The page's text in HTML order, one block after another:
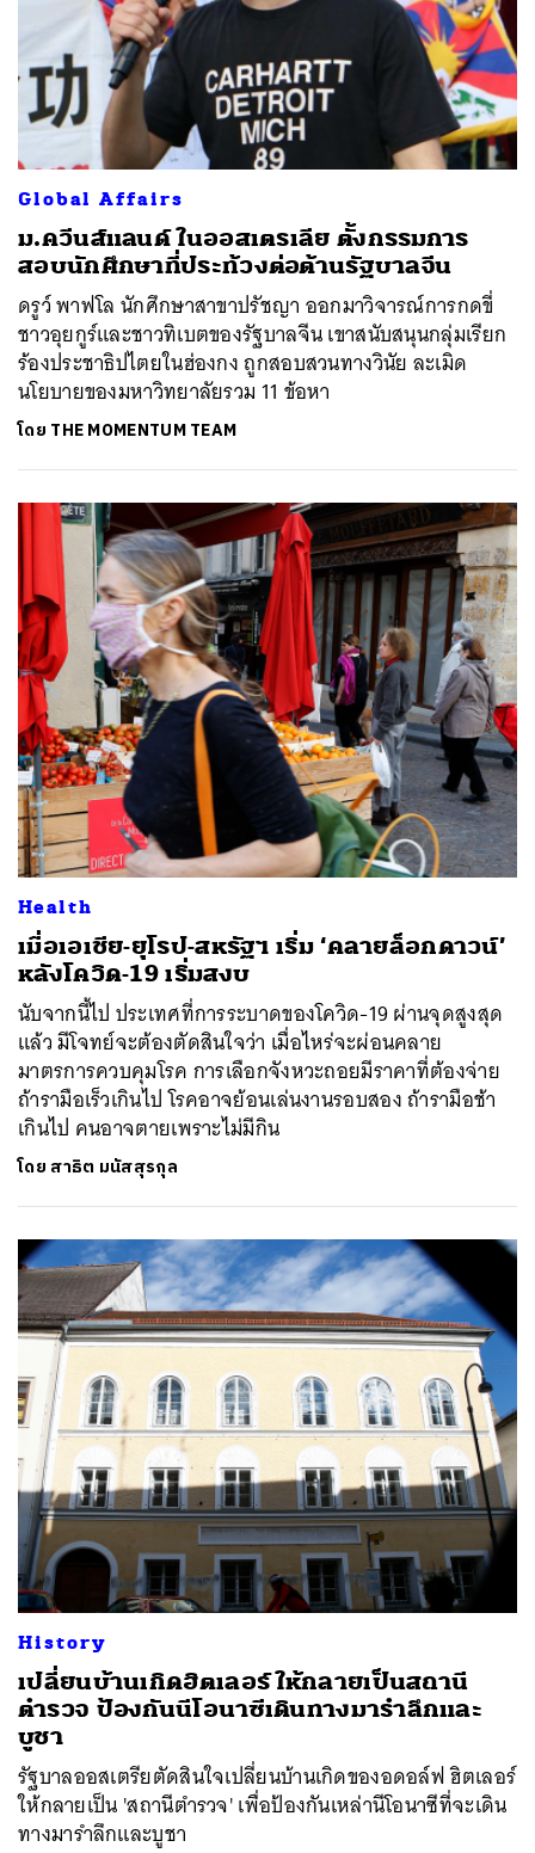
Global Affairs
ม.ควีนส์แลนด์ ในออสเตรเลีย ตั้งกรรมการ
สอบนักศึกษาที่ประท้วงต่อต้านรัฐบาลจีน
ดรูว์ พาฟโล นักศึกษาสาขาปรัชญา ออกมาวิจารณ์การกดขี่
ชาวอุยกูร์และชาวทิเบตของรัฐบาลจีน เขาสนับสนุนกลุ่มเรียก
ร้องประชาธิปไตยในฮ่องกง ถูกสอบสวนทางวินัย ละเมิด
นโยบายของมหาวิทยาลัยรวม 11 ข้อหา
โดย THE MOMENTUM TEAM
Health
เมื่อเอเชีย-ยุโรป-สหรัฐฯ เริ่ม ‘คลายล็อกดาวน์’
หลังโควิด-19 เริ่มสงบ
นับจากนี้ไป ประเทศที่การระบาดของโควิด-19 ผ่านจุดสูงสุด
แล้ว มีโจทย์จะต้องตัดสินใจว่า เมื่อไหร่จะผ่อนคลาย
มาตรการควบคุมโรค การเลือกจังหวะถอยมีราคาที่ต้องจ่าย
ถ้ารามือเร็วเกินไป โรคอาจย้อนเล่นงานรอบสอง ถ้ารามือช้า
เกินไป คนอาจตายเพราะไม่มีกิน
โดย สาธิต มนัสสุรกุล
History
เปลี่ยนบ้านเกิดฮิตเลอร์ ให้กลายเป็นสถานี
ตำรวจ ป้องกันนีโอนาซีเดินทางมารำลึกและ
บูชา
รัฐบาลออสเตรียตัดสินใจเปลี่ยนบ้านเกิดของอดอล์ฟ ฮิตเลอร์
ให้กลายเป็น 'สถานีตำรวจ' เพื่อป้องกันเหล่านีโอนาซีที่จะเดิน
ทางมารำลึกและบูชา